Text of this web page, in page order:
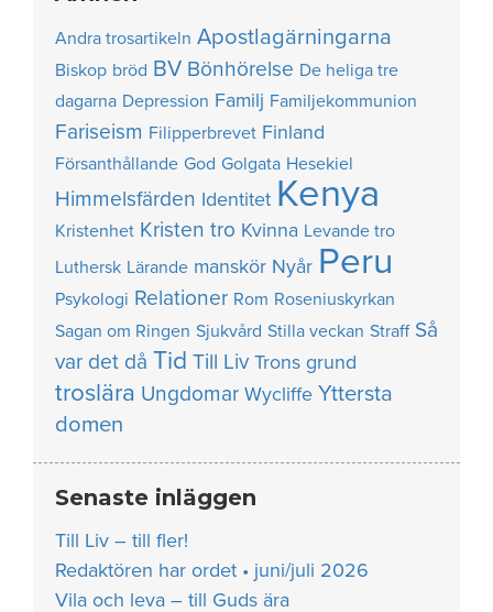
Andra trosartikeln Apostlagärningarna
Biskop bröd BV Bönhörelse De heliga tre
dagarna Depression Familj Familjekommunion
Fariseism Filipperbrevet Finland
Försanthållande God Golgata Hesekiel
Himmelsfärden Identitet Kenya
Kristenhet Kristen tro Kvinna Levande tro
Luthersk Lärande manskör Nyår Peru
Psykologi Relationer Rom Roseniuskyrkan
Sagan om Ringen Sjukvård Stilla veckan Straff Så
var det då Tid Till Liv Trons grund
troslära Ungdomar Wycliffe Yttersta
domen
Senaste inläggen
Till Liv – till fler!
Redaktören har ordet • juni/juli 2026
Vila och leva – till Guds ära